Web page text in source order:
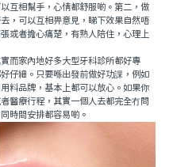
互相幫手，心情都舒服啲。第二，做
，可以互相畀意見，睇下效果自然唔
或者擔心痛楚，有熟人陪住，心理上
家內地好多大型牙科診所都好專
仔細。只要喺出發前做好功課，例如
料品牌，基本上都可以放心。如果你
醫療行程，其實一個人去都完全冇問
時間安排都容易啲。